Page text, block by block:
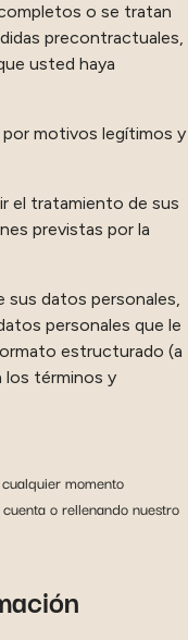
o se tratan
precontractuales,
usted haya
motivos legítimos y
el tratamiento de sus
previstas por la
sus datos personales,
personales que le
estructurado (a
los términos y
momento
o rellenando nuestro